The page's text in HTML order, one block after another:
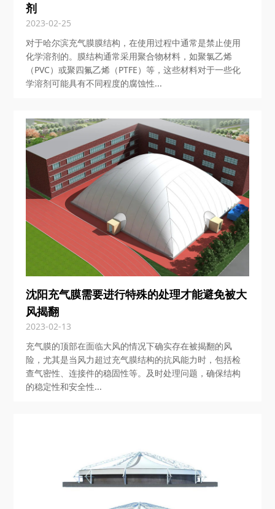
剂
2023-02-25
对于哈尔滨充气膜膜结构，在使用过程中通常是禁止使用
化学溶剂的。膜结构通常采用聚合物材料，如聚氯乙烯
（PVC）或聚四氟乙烯（PTFE）等，这些材料对于一些化
学溶剂可能具有不同程度的腐蚀性...
沈阳充气膜需要进行特殊的处理才能避免被大
风揭翻
2023-02-13
充气膜的顶部在面临大风的情况下确实存在被揭翻的风
险，尤其是当风力超过充气膜结构的抗风能力时，包括检
查气密性、连接件的稳固性等。及时处理问题，确保结构
的稳定性和安全性...